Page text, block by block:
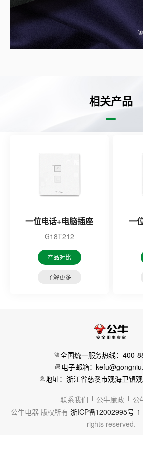
相关产品
一位电话+电脑插座
G18T212
产品对比
了解更多
一
全国统一服务热线：400-
电子邮箱：
地址：浙江省慈溪市观海卫镇
联系我们 公牛廉政
公
公牛电器 版权所有 浙ICP备12002995号-1
rights reserved.